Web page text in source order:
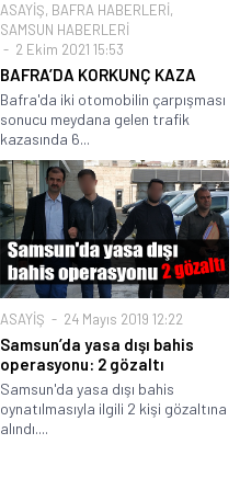
ASAYİŞ, BAFRA HABERLERİ,
SAMSUN HABERLERİ
2 Ekim 2021 15:53
BAFRA’DA KORKUNÇ KAZA
Bafra'da iki otomobilin çarpışması
sonucu meydana gelen trafik
kazasında 6...
ASAYİŞ 24 Mayıs 2019 12:22
Samsun’da yasa dışı bahis
operasyonu: 2 gözaltı
Samsun'da yasa dışı bahis
oynatılmasıyla ilgili 2 kişi gözaltına
alındı....